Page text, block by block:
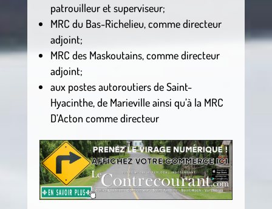
patrouilleur et superviseur;
MRC du Bas-Richelieu, comme directeur
adjoint;
MRC des Maskoutains, comme directeur
adjoint;
aux postes autoroutiers de Saint-
Hyacinthe, de Marieville ainsi qu’à la MRC
D’Acton comme directeur